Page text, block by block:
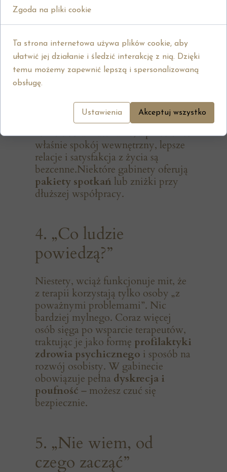
pozwala na spotkania bez
wychodzenia z domu.
3. „To zbyt drogie”.
Koszt terapii często postrzegany jest
na niego jak nainwestycję w
. Wydajemy pieniądze na
różne dobra materialne, a przecież to
właśnie spokój wewnętrzny, lepsze
relacje i satysfakcja z życia są
bezcenne.Niektóre gabinety oferują
pakiety spotkań lub zniżki przy
dłuższej współpracy.
4. „Co ludzie
powiedzą?”
Niestety, wciąż funkcjonuje mit, że
z terapii korzystają tylko osoby „z
poważnymi problemami”. Nic
bardziej mylnego. Coraz więcej
osób sięga po wsparcie terapeutów,
traktując je jako formę profilaktyki
zdrowia psychicznego i sposób na
rozwój osobisty. W gabinecie
obowiązuje pełna dyskrecja i
poufność – możesz czuć się
bezpiecznie.
5. „Nie wiem, od
czego zacząć”
Zgoda na pliki cookie
Ta strona internetowa używa plików cookie, aby
ułatwić jej działanie i śledzić interakcję z nią. Dzięki
temu możemy zapewnić lepszą i spersonalizowaną
obsługę.
Ustawienia Akceptuj wszystko